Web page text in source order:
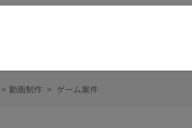
> 動画制作 > ゲーム案件